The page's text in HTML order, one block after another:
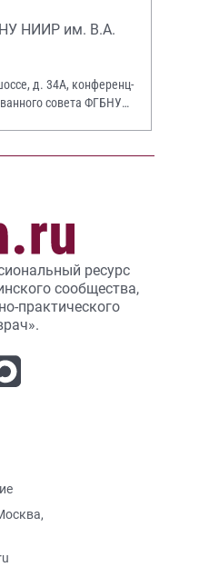
НИИР им. В.А.
д. 34А, конференц-
совета ФГБНУ
ресурс
сообщества,
практического